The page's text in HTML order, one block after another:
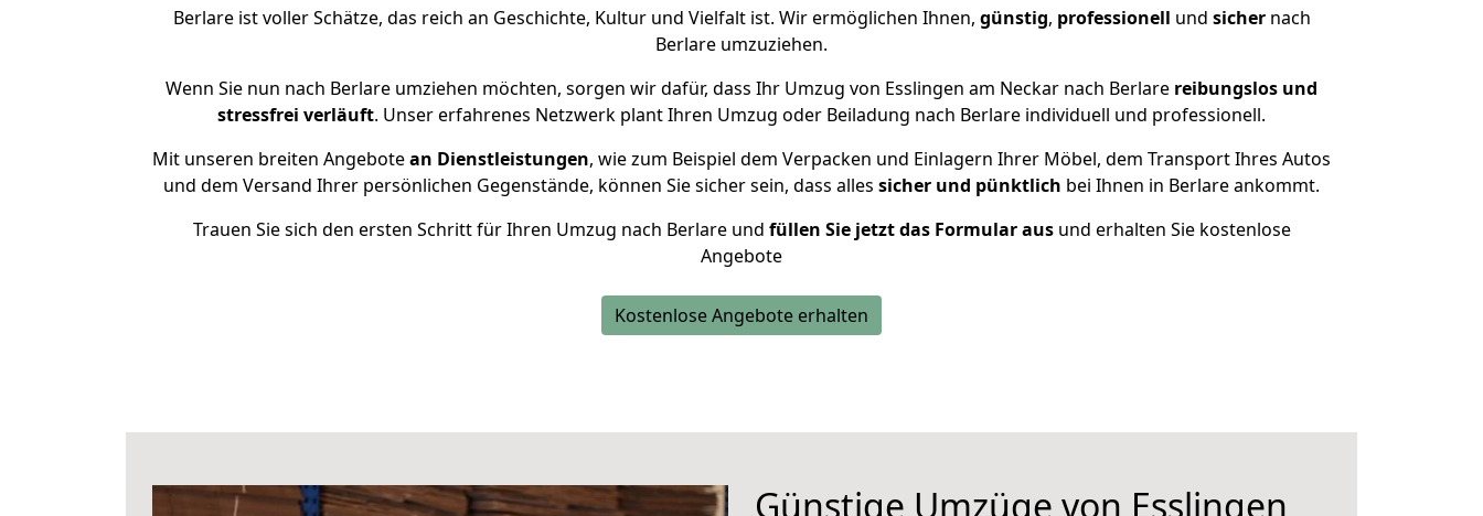
Berlare ist voller Schätze, das reich an Geschichte, Kultur und Vielfalt ist. Wir ermöglichen Ihnen, günstig, professionell und sichernach
Berlare umzuziehen.
Wenn Sie nun nach Berlare umziehen möchten, sorgen wir dafür, dass Ihr Umzug von Esslingen am Neckar nach Berlare reibungslos und
stressfrei verläuft. Unser erfahrenes Netzwerk plant Ihren Umzug oder Beiladung nach Berlare individuell und professionell.
Mit unseren breiten Angebotean Dienstleistungen, wie zum Beispiel dem Verpacken und Einlagern Ihrer Möbel, dem Transport Ihres Autos
und dem Versand Ihrer persönlichen Gegenstände, können Sie sicher sein, dass alles sicher und pünktlich bei Ihnen in Berlare ankommt.
Trauen Sie sich den ersten Schritt für Ihren Umzug nach Berlare und füllen Sie jetzt das Formular ausund erhalten Sie kostenlose
Angebote
Kostenlose Angebote erhalten
Günstige Umzüge von Esslingen